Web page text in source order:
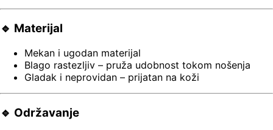
🔹 Materijal
Mekan i ugodan materijal
Blago rastezljiv – pruža udobnost tokom nošenja
Gladak i neprovidan – prijatan na koži
🔹 Održavanje